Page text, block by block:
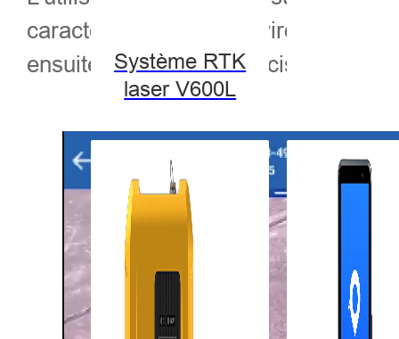
Système RTK
laser V600L
caractéristiques de
ensuite le fixer avec précision grâce